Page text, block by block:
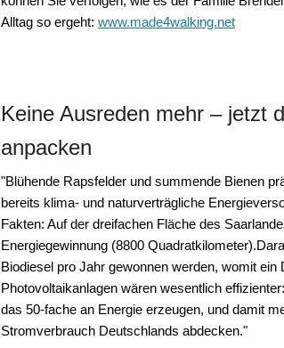
Alltag so ergeht: www.made4walking.net
Keine Ausreden mehr – jetzt
anpacken
"Blühende Rapsfelder und summende Bienen
bereits klima- und naturverträgliche
Fakten: Auf der dreifachen Fläche des
Energiegewinnung (8800 Quadratkilometer).
Biodiesel pro Jahr gewonnen werden, womit
Photovoltaikanlagen wären wesentlich
das 50-fache an Energie erzeugen, und damit
Stromverbrauch Deutschlands abdecken."